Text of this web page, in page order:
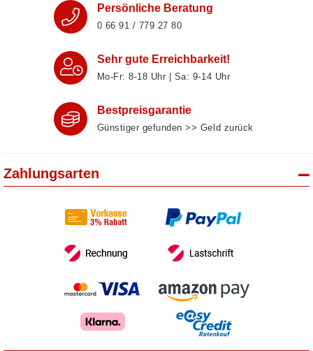
Persönliche Beratung
0 66 91 / 779 27 80
Sehr gute Erreichbarkeit!
Mo-Fr: 8‑18 Uhr | Sa: 9‑14 Uhr
Bestpreisgarantie
Günstiger gefunden >> Geld zurück
Zahlungsarten